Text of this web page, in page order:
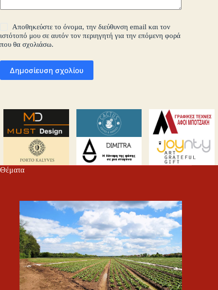
Αποθηκεύστε το όνομα, την διεύθυνση email και τον
ιστότοπό μου σε αυτόν τον περιηγητή για την επόμενη φορά
που θα σχολιάσω.
Δημοσίευση σχολίου
Θέματα